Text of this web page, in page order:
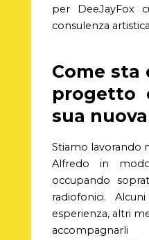
per DeeJayFox
consulenza
Come sta
progetto
sua
Stiamo lavorando
Alfredo in
occupando
radiofonici.
esperienza, altri